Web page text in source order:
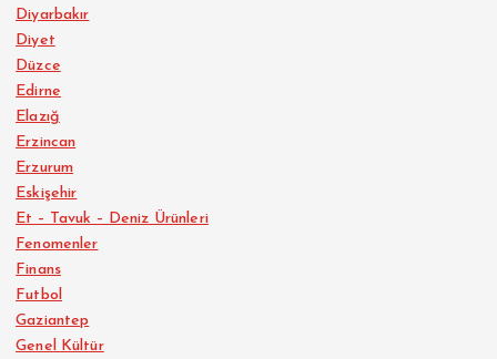
Diyarbakır
Diyet
Düzce
Edirne
Elazığ
Erzincan
Erzurum
Eskişehir
Et – Tavuk – Deniz Ürünleri
Fenomenler
Finans
Futbol
Gaziantep
Genel Kültür